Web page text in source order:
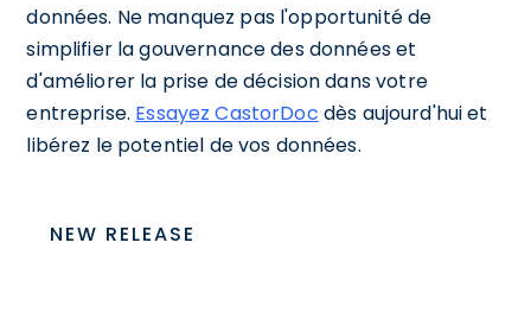
données. Ne manquez pas l'opportunité de
simplifier la gouvernance des données et
d'améliorer la prise de décision dans votre
entreprise. Essayez CastorDoc dès aujourd'hui et
libérez le potentiel de vos données.
NEW RELEASE